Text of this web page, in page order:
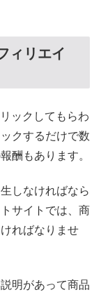
ィリエイ
ックしてもらわ
クするだけで数
酬もあります。
しなければなら
サイトでは、商
ればなりませ
明があって商品